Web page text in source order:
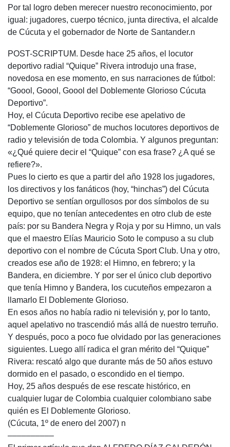
Por tal logro deben merecer nuestro reconocimiento, por
igual: jugadores, cuerpo técnico, junta directiva, el alcalde
de Cúcuta y el gobernador de Norte de Santander.n
POST-SCRIPTUM. Desde hace 25 años, el locutor
deportivo radial “Quique” Rivera introdujo una frase,
novedosa en ese momento, en sus narraciones de fútbol:
“Goool, Goool, Goool del Doblemente Glorioso Cúcuta
Deportivo”.
Hoy, el Cúcuta Deportivo recibe ese apelativo de
“Doblemente Glorioso” de muchos locutores deportivos de
radio y televisión de toda Colombia. Y algunos preguntan:
«¿Qué quiere decir el “Quique” con esa frase? ¿A qué se
refiere?».
Pues lo cierto es que a partir del año 1928 los jugadores,
los directivos y los fanáticos (hoy, “hinchas”) del Cúcuta
Deportivo se sentían orgullosos por dos símbolos de su
equipo, que no tenían antecedentes en otro club de este
país: por su Bandera Negra y Roja y por su Himno, un vals
que el maestro Elías Mauricio Soto le compuso a su club
deportivo con el nombre de Cúcuta Sport Club. Una y otro,
creados ese año de 1928: el Himno, en febrero; y la
Bandera, en diciembre. Y por ser el único club deportivo
que tenía Himno y Bandera, los cucuteños empezaron a
llamarlo El Doblemente Glorioso.
En esos años no había radio ni televisión y, por lo tanto,
aquel apelativo no trascendió más allá de nuestro terruño.
Y después, poco a poco fue olvidado por las generaciones
siguientes. Luego allí radica el gran mérito del “Quique”
Rivera: rescató algo que durante más de 50 años estuvo
dormido en el pasado, o escondido en el tiempo.
Hoy, 25 años después de ese rescate histórico, en
cualquier lugar de Colombia cualquier colombiano sabe
quién es El Doblemente Glorioso.
(Cúcuta, 1º de enero del 2007) n
––––––––––